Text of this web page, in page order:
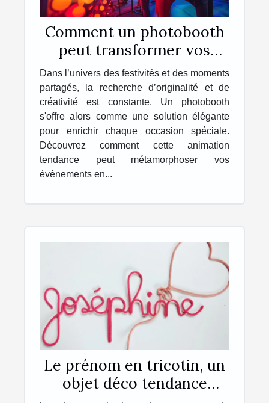
Comment un photobooth
peut transformer vos
événements en souvenirs
inoubliables
Dans l’univers des festivités et des moments
partagés, la recherche d’originalité et de
créativité est constante. Un photobooth
s'offre alors comme une solution élégante
pour enrichir chaque occasion spéciale.
Découvrez comment cette animation
tendance peut métamorphoser vos
évènements en...
Le prénom en tricotin, un
objet déco tendance